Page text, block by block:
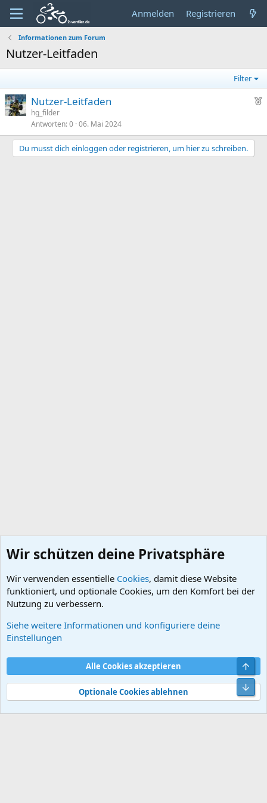
Anmelden Registrieren
Informationen zum Forum
Nutzer-Leitfaden
Filter
E
f
Nutzer-Leitfaden
hg_filder
Antworten 0 06. Mai 2024
Du musst dich einloggen oder registrieren, um hier zu schreiben.
Informationen zum Forum
Nutzungsbedingungen
Datenschutz
Hilfe und Impressum
Start
R
S
Community platform by XenForo® © 2010-2026 XenForo Ltd.
Wir schützen deine Privatsphäre
Wir verwenden essentielle Cookies, damit diese Website
funktioniert, und optionale Cookies, um den Komfort bei der
Nutzung zu verbessern.
Siehe weitere Informationen und konfiguriere deine
Einstellungen
Alle Cookies akzeptieren
Optionale Cookies ablehnen